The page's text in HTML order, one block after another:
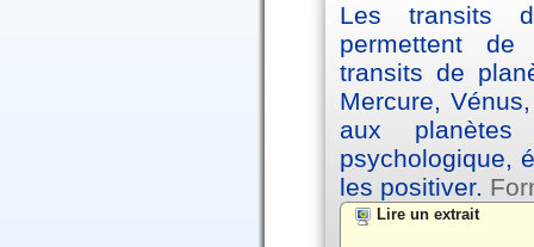
Les transits
permettent de
transits de
Mercure,
aux
psychologique,
les positiver.
Lire un extrait